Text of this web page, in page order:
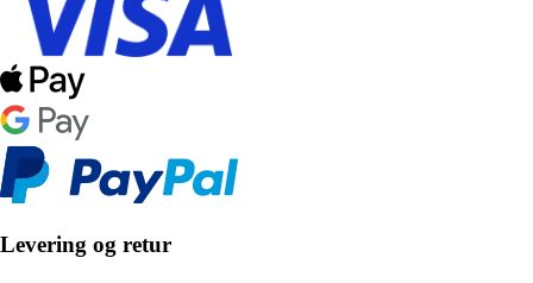
Levering og retur